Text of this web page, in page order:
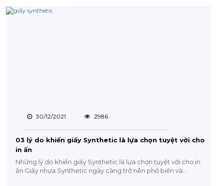
30/12/2021 2986
03 lý do khiến giấy Synthetic là lựa chọn tuyệt vời cho
in ấn
Những lý do khiến giấy Synthetic là lựa chọn tuyệt vời cho in
ấn Giấy nhựa Synthetic ngày càng trở nên phổ biến và